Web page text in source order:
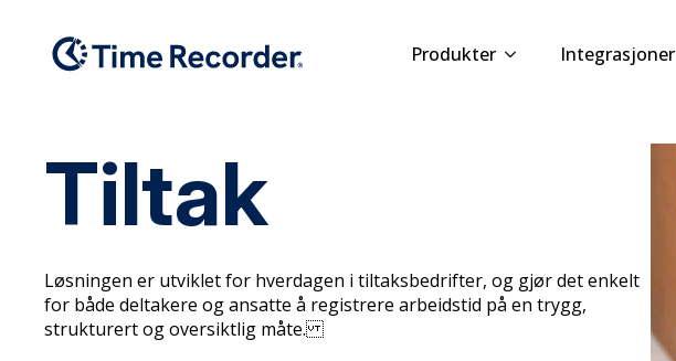
Produkter Integrasjoner
Tiltak
Løsningen er utviklet for hverdagen i tiltaksbedrifter, og gjør det enkelt
for både deltakere og ansatte å registrere arbeidstid på en trygg,
strukturert og oversiktlig måte.